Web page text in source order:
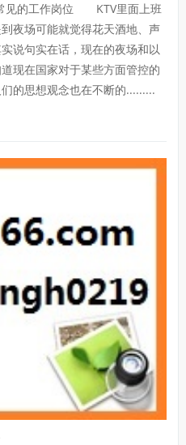
见的工作岗位 KTV里面上班
夜场可能就觉得花天酒地、声
说句实在话，现在的夜场和以
现在国家对于某些方面管控的
的思想观念也在不断的.........